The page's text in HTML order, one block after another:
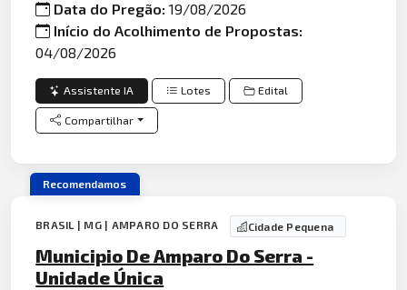
Data do Pregão:19/08/2026
Início do Acolhimento de Propostas:
04/08/2026
Assistente IA Lotes Edital
Compartilhar
Recomendamos
BRASIL | MG | AMPARO DO SERRA Cidade Pequena
Municipio De Amparo Do Serra -
Unidade Única